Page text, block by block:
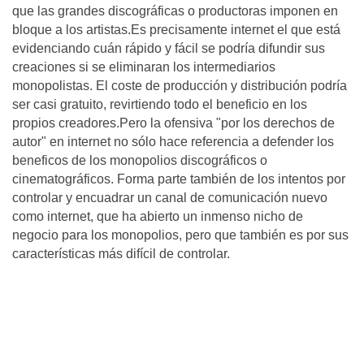
que las grandes discográficas o productoras imponen en
bloque a los artistas.Es precisamente internet el que está
evidenciando cuán rápido y fácil se podría difundir sus
creaciones si se eliminaran los intermediarios
monopolistas. El coste de producción y distribución podría
ser casi gratuito, revirtiendo todo el beneficio en los
propios creadores.Pero la ofensiva "por los derechos de
autor" en internet no sólo hace referencia a defender los
beneficos de los monopolios discográficos o
cinematográficos. Forma parte también de los intentos por
controlar y encuadrar un canal de comunicación nuevo
como internet, que ha abierto un inmenso nicho de
negocio para los monopolios, pero que también es por sus
características más difícil de controlar.